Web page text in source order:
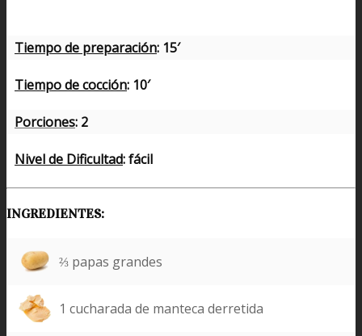
Tiempo de preparación: 15′
Tiempo de cocción: 10′
Porciones: 2
Nivel de Dificultad: fácil
INGREDIENTES:
⅔ papas grandes
1 cucharada de manteca derretida